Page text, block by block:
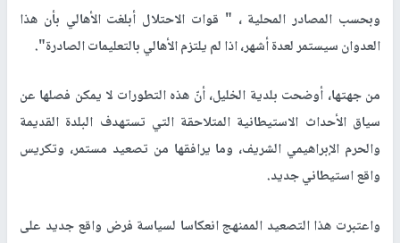
وبحسب المصادر المحلية ، " قوات الاحتلال أبلغت الأهالي بأن هذا
العدوان سيستمر لعدة أشهر، اذا لم يلتزم الأهالي بالتعليمات الصادرة".
من جهتها، أوضحت بلدية الخليل، أنّ هذه التطورات لا يمكن فصلها عن
سياق الأحداث الاستيطانية المتلاحقة التي تستهدف البلدة القديمة
والحرم الإبراهيمي الشريف، وما يرافقها من تصعيد مستمر، وتكريس
واقع استيطاني جديد.
واعتبرت هذا التصعيد الممنهج انعكاسا لسياسة فرض واقع جديد على